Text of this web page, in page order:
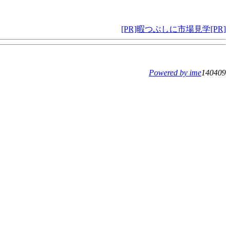
[PR]暇つぶしに市場見学[PR]
Powered by ime140409